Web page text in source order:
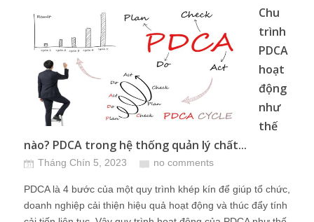
Chu
trình
PDCA
hoạt
động
như
thế
nào? PDCA trong hệ thống quản lý chất...
Tháng Chín 5, 2023 no comments
PDCA là 4 bước của một quy trình khép kín để giúp tổ chức,
doanh nghiệp cải thiện hiệu quả hoạt động và thúc đẩy tính